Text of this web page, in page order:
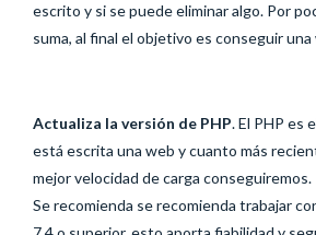
escrito y si se puede eliminar algo. Por
suma, al final el objetivo es conseguir una
Actualiza la versión de PHP. El PHP es
está escrita una web y cuanto más
mejor velocidad de carga conseguiremos.
Se recomienda se recomienda trabajar